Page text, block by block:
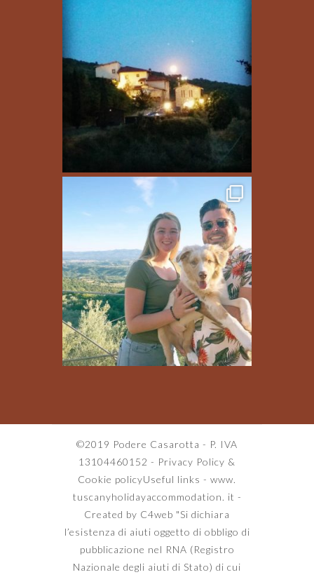
©2019 Podere Casarotta - P. IVA
13104460152 - Privacy Policy &
Cookie policyUseful links - www.
tuscanyholidayaccommodation. it -
Created by C4web "Si dichiara
l’esistenza di aiuti oggetto di obbligo di
pubblicazione nel RNA (Registro
Nazionale degli aiuti di Stato) di cui